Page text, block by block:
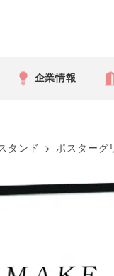
企業情報
タンド > ポスターグ